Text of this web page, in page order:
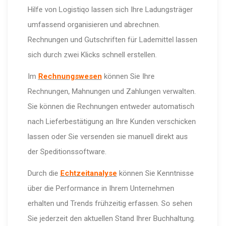
Hilfe von Logistiqo lassen sich Ihre Ladungsträger
umfassend organisieren und abrechnen.
Rechnungen und Gutschriften für Lademittel lassen
sich durch zwei Klicks schnell erstellen.
Im Rechnungswesen können Sie Ihre
Rechnungen, Mahnungen und Zahlungen verwalten.
Sie können die Rechnungen entweder automatisch
nach Lieferbestätigung an Ihre Kunden verschicken
lassen oder Sie versenden sie manuell direkt aus
der Speditionssoftware.
Durch die Echtzeitanalyse können Sie Kenntnisse
über die Performance in Ihrem Unternehmen
erhalten und Trends frühzeitig erfassen. So sehen
Sie jederzeit den aktuellen Stand Ihrer Buchhaltung.